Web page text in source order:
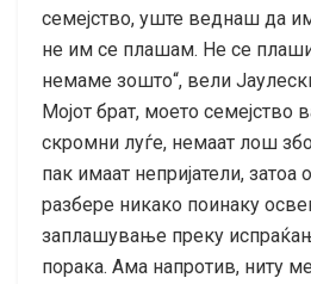
семејство, уште веднаш да
не им се плашам. Не се
немаме зошто“, вели
Мојот брат, моето семејство
скромни луѓе, немаат лош
пак имаат непријатели,
разбере никако поинаку
заплашување преку
порака. Ама напротив, ниту